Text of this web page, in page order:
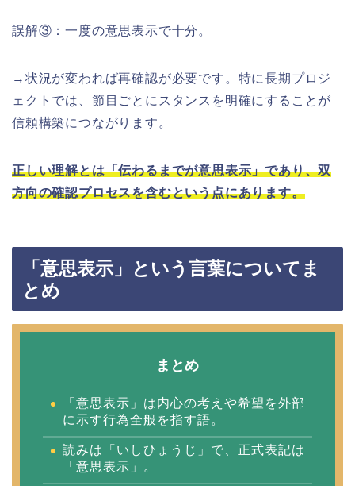
誤解③：一度の意思表示で十分。
→状況が変われば再確認が必要です。特に長期プロジ
ェクトでは、節目ごとにスタンスを明確にすることが
信頼構築につながります。
正しい理解とは「伝わるまでが意思表示」であり、双
方向の確認プロセスを含むという点にあります。
「意思表示」という言葉についてま
とめ
まとめ
「意思表示」は内心の考えや希望を外部
に示す行為全般を指す語。
読みは「いしひょうじ」で、正式表記は
「意思表示」。